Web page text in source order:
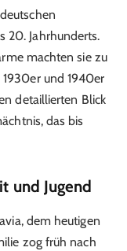
20. Jahrhunderts.
machten sie zu
und 1940er
detaillierten Blick
das bis
und Jugend
dem heutigen
zog früh nach